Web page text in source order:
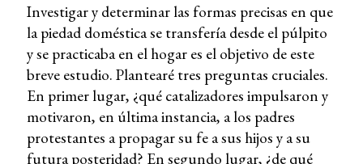
Investigar y determinar las formas precisas en que
la piedad doméstica se transfería desde el púlpito
y se practicaba en el hogar es el objetivo de este
breve estudio. Plantearé tres preguntas cruciales.
En primer lugar, ¿qué catalizadores impulsaron y
motivaron, en última instancia, a los padres
protestantes a propagar su fe a sus hijos y a su
futura posteridad? En segundo lugar, ¿de qué